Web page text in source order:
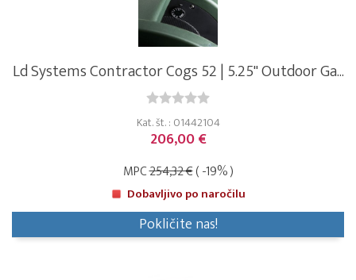
Ld Systems Contractor Cogs 52 | 5.25" Outdoor Ga...
Kat. št. : 01442104
206,00 €
MPC254,32 €( -19% )
Dobavljivo po naročilu
Pokličite nas!